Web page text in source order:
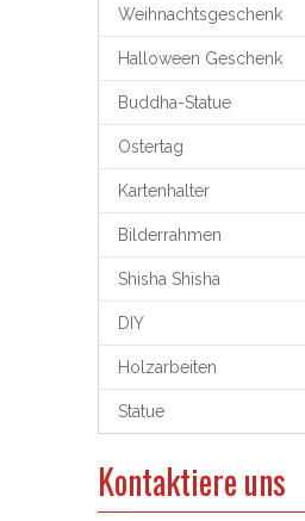
Weihnachtsgeschenk
Halloween Geschenk
Buddha-Statue
Ostertag
Kartenhalter
Bilderrahmen
Shisha Shisha
DIY
Holzarbeiten
Statue
Kontaktiere uns